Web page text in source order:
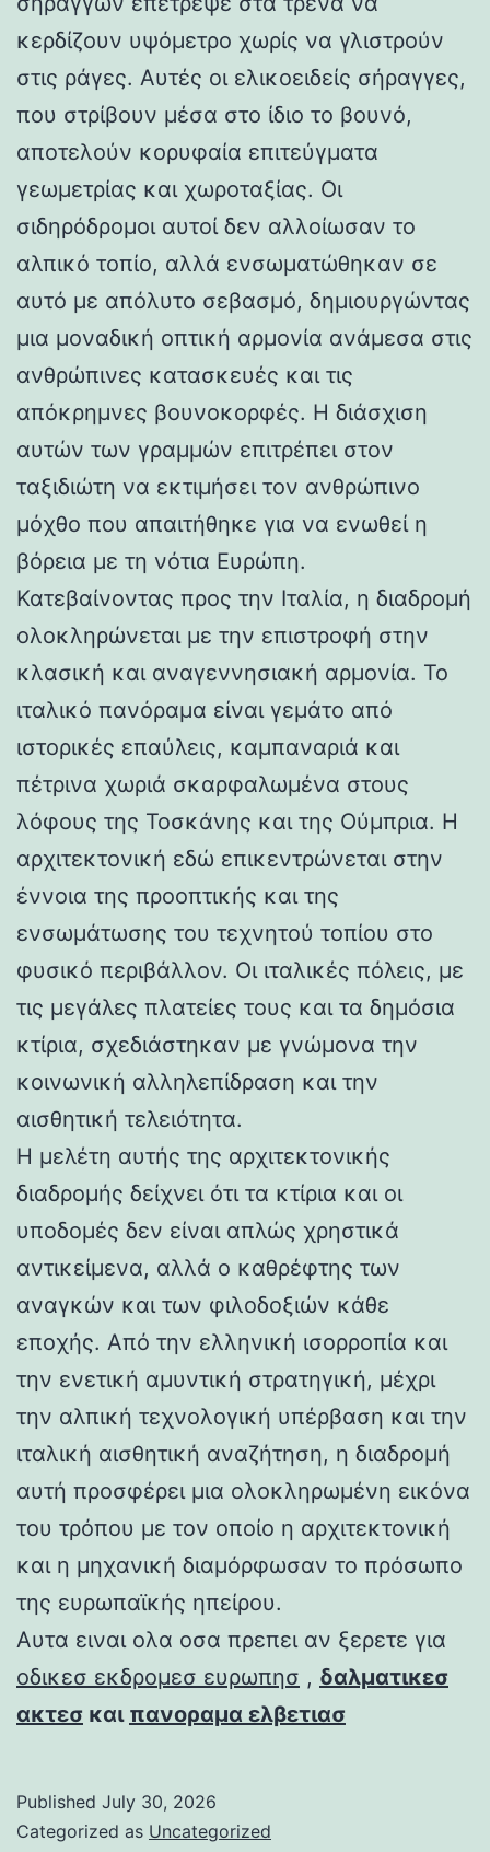
κερδίζουν υψόμετρο χωρίς να γλιστρούν
στις ράγες. Αυτές οι ελικοειδείς σήραγγες,
που στρίβουν μέσα στο ίδιο το βουνό,
αποτελούν κορυφαία επιτεύγματα
γεωμετρίας και χωροταξίας. Οι
σιδηρόδρομοι αυτοί δεν αλλοίωσαν το
αλπικό τοπίο, αλλά ενσωματώθηκαν σε
αυτό με απόλυτο σεβασμό, δημιουργώντας
μια μοναδική οπτική αρμονία ανάμεσα στις
ανθρώπινες κατασκευές και τις
απόκρημνες βουνοκορφές. Η διάσχιση
αυτών των γραμμών επιτρέπει στον
ταξιδιώτη να εκτιμήσει τον ανθρώπινο
μόχθο που απαιτήθηκε για να ενωθεί η
βόρεια με τη νότια Ευρώπη.
Κατεβαίνοντας προς την Ιταλία, η διαδρομή
ολοκληρώνεται με την επιστροφή στην
κλασική και αναγεννησιακή αρμονία. Το
ιταλικό πανόραμα είναι γεμάτο από
ιστορικές επαύλεις, καμπαναριά και
πέτρινα χωριά σκαρφαλωμένα στους
λόφους της Τοσκάνης και της Ούμπρια. Η
αρχιτεκτονική εδώ επικεντρώνεται στην
έννοια της προοπτικής και της
ενσωμάτωσης του τεχνητού τοπίου στο
φυσικό περιβάλλον. Οι ιταλικές πόλεις, με
τις μεγάλες πλατείες τους και τα δημόσια
κτίρια, σχεδιάστηκαν με γνώμονα την
κοινωνική αλληλεπίδραση και την
αισθητική τελειότητα.
Η μελέτη αυτής της αρχιτεκτονικής
διαδρομής δείχνει ότι τα κτίρια και οι
υποδομές δεν είναι απλώς χρηστικά
αντικείμενα, αλλά ο καθρέφτης των
αναγκών και των φιλοδοξιών κάθε
εποχής. Από την ελληνική ισορροπία και
την ενετική αμυντική στρατηγική, μέχρι
την αλπική τεχνολογική υπέρβαση και την
ιταλική αισθητική αναζήτηση, η διαδρομή
αυτή προσφέρει μια ολοκληρωμένη εικόνα
του τρόπου με τον οποίο η αρχιτεκτονική
και η μηχανική διαμόρφωσαν το πρόσωπο
της ευρωπαϊκής ηπείρου.
Αυτα ειναι ολα οσα πρεπει αν ξερετε για
οδικεσ εκδρομεσ ευρωπησ , δαλματικεσ
ακτεσ και πανοραμα ελβετιασ
Published July 30, 2026
Categorized as Uncategorized